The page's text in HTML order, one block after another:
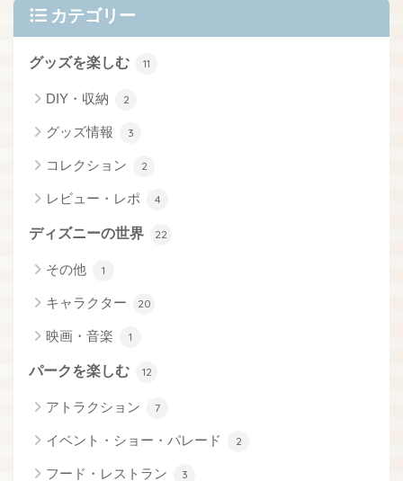
カテゴリー
グッズを楽しむ 11
DIY・収納 2
グッズ情報 3
コレクション 2
レビュー・レポ 4
ディズニーの世界 22
その他 1
キャラクター 20
映画・音楽 1
パークを楽しむ 12
アトラクション 7
イベント・ショー・パレード 2
フード・レストラン 3